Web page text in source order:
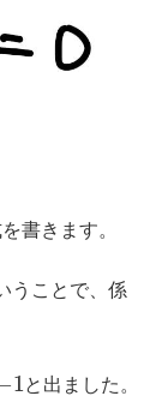
書きます。
うことで、係
1
と出ました。